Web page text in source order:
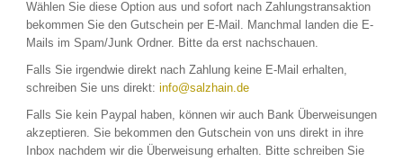
Wählen Sie diese Option aus und sofort nach Zahlungstransaktion
bekommen Sie den Gutschein per E-Mail. Manchmal landen die E-
Mails im Spam/Junk Ordner. Bitte da erst nachschauen.
Falls Sie irgendwie direkt nach Zahlung keine E-Mail erhalten,
schreiben Sie uns direkt: info@salzhain.de
Falls Sie kein Paypal haben, können wir auch Bank Überweisungen
akzeptieren. Sie bekommen den Gutschein von uns direkt in ihre
Inbox nachdem wir die Überweisung erhalten. Bitte schreiben Sie